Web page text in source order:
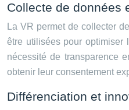
Collecte de données
La VR permet de collecter
être utilisées pour optimiser
nécessité de transparence
obtenir leur consentement
Différenciation et